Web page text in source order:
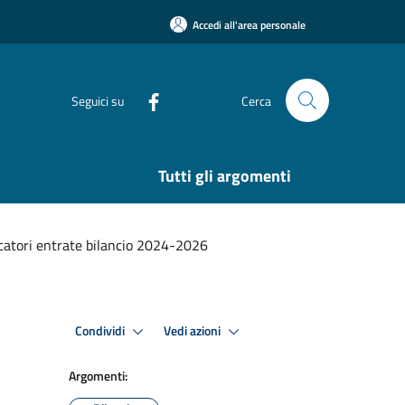
Accedi all'area personale
Seguici su Cerca
Tutti gli argomenti
entrate bilancio 2024-2026
Condividi Vedi azioni
Argomenti: